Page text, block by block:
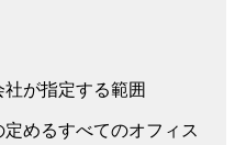
が指定する範囲
めるすべてのオフィス